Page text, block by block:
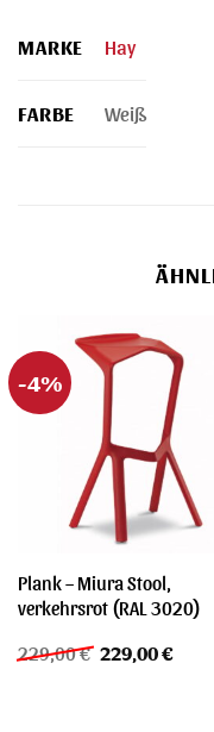
MARKE Hay
FARBE Weiß
-4%
Plank – Miura Stool,
verkehrsrot (RAL 3020)
229,00€ Ursprünglicher
Preis
229,00€